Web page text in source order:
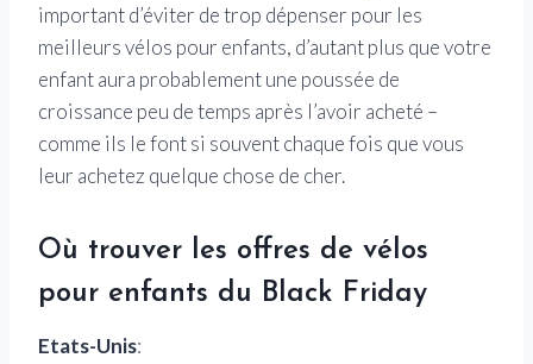
important d’éviter de trop dépenser pour les
meilleurs vélos pour enfants, d’autant plus que votre
enfant aura probablement une poussée de
croissance peu de temps après l’avoir acheté –
comme ils le font si souvent chaque fois que vous
leur achetez quelque chose de cher.
Où trouver les offres de vélos
pour enfants du Black Friday
Etats-Unis: